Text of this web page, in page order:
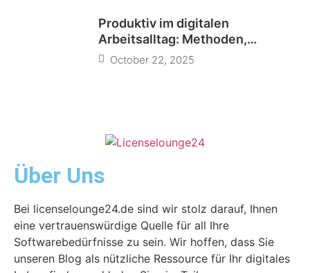
Produktiv im digitalen
Arbeitsalltag: Methoden,
Tools und
October 22, 2025
Über Uns
Bei licenselounge24.de sind wir stolz darauf, Ihnen
eine vertrauenswürdige Quelle für all Ihre
Softwarebedürfnisse zu sein. Wir hoffen, dass Sie
unseren Blog als nützliche Ressource für Ihr digitales